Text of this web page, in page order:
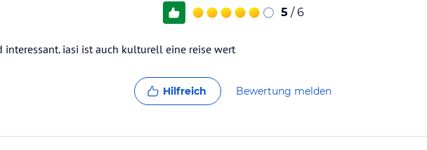
5 / 6
interessant. iasi ist auch kulturell eine reise wert
Hilfreich Bewertung melden